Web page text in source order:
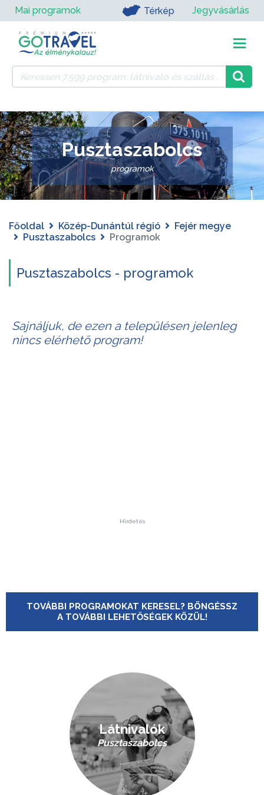
Mai programok Térkép Jegyvásárlás
Pusztaszabolcs
programok
Főoldal Közép-Dunántúl régió
Fejér megye
Pusztaszabolcs
Programok
Pusztaszabolcs - programok
Sajnáljuk, de ezen a településen jelenleg
nincs elérhető program!
Hirdetés
TOVÁBBI PROGRAMOKAT KERESEL? BÖNGÉSSZ
A TOVÁBBI LEHETŐSÉGEK KÖZÜL!
Látnivalók
Pusztaszabolcs